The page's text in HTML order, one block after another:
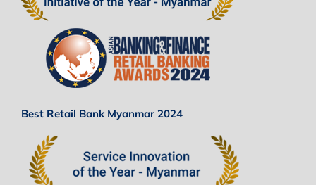
Best Retail Bank Myanmar 2024